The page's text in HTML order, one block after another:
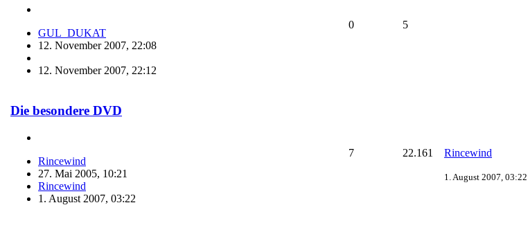
GUL_DUKAT
12. November 2007, 22:08
12. November 2007, 22:12
0 5
Die besondere DVD
Rincewind
27. Mai 2005, 10:21
Rincewind
1. August 2007, 03:22
7 22.161 Rincewind
1. August 2007, 03:22